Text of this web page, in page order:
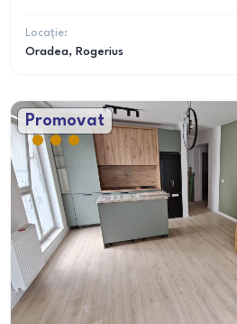
Locație:
Oradea, Rogerius
Promovat